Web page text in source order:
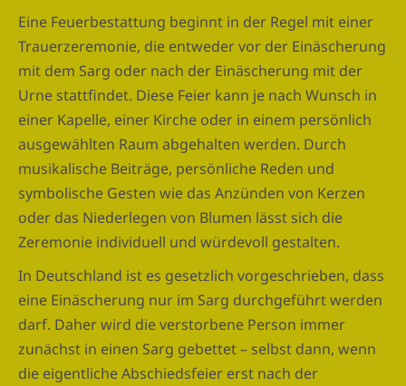
Eine Feuerbestattung beginnt in der Regel mit einer
Trauerzeremonie, die entweder vor der Einäscherung
mit dem Sarg oder nach der Einäscherung mit der
Urne stattfindet. Diese Feier kann je nach Wunsch in
einer Kapelle, einer Kirche oder in einem persönlich
ausgewählten Raum abgehalten werden. Durch
musikalische Beiträge, persönliche Reden und
symbolische Gesten wie das Anzünden von Kerzen
oder das Niederlegen von Blumen lässt sich die
Zeremonie individuell und würdevoll gestalten.
In Deutschland ist es gesetzlich vorgeschrieben, dass
eine Einäscherung nur im Sarg durchgeführt werden
darf. Daher wird die verstorbene Person immer
zunächst in einen Sarg gebettet – selbst dann, wenn
die eigentliche Abschiedsfeier erst nach der